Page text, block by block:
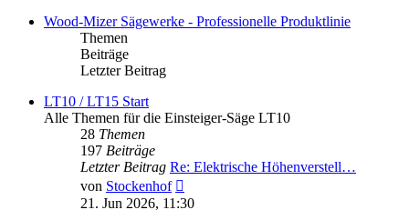
Wood-Mizer Sägewerke - Professionelle Produktlinie
Themen
Beiträge
Letzter Beitrag
LT10 / LT15 Start
Alle Themen für die Einsteiger-Säge LT10
28 Themen
197 Beiträge
Letzter Beitrag Re: Elektrische Höhenverstell…
von Stockenhof
Beitrag
21. Jun 2026, 11:30